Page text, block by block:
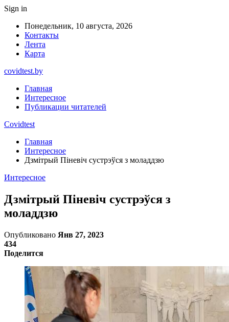
Sign in
Понедельник, 10 августа, 2026
Контакты
Лента
Карта
covidtest.by
Главная
Интересное
Публикации читателей
Covidtest
Главная
Интересное
Дзмітрый Піневіч сустрэўся з моладдзю
Интересное
Дзмітрый Піневіч сустрэўся з
моладдзю
Опубликовано Янв 27, 2023
434
Поделится